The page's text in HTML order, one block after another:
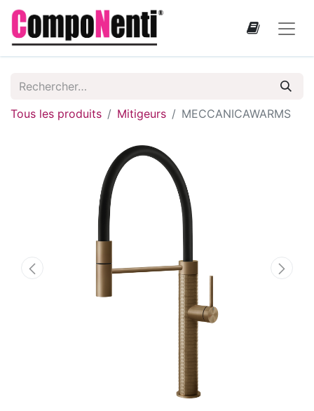
Tous les produits Mitigeurs MECCANICAWARMS